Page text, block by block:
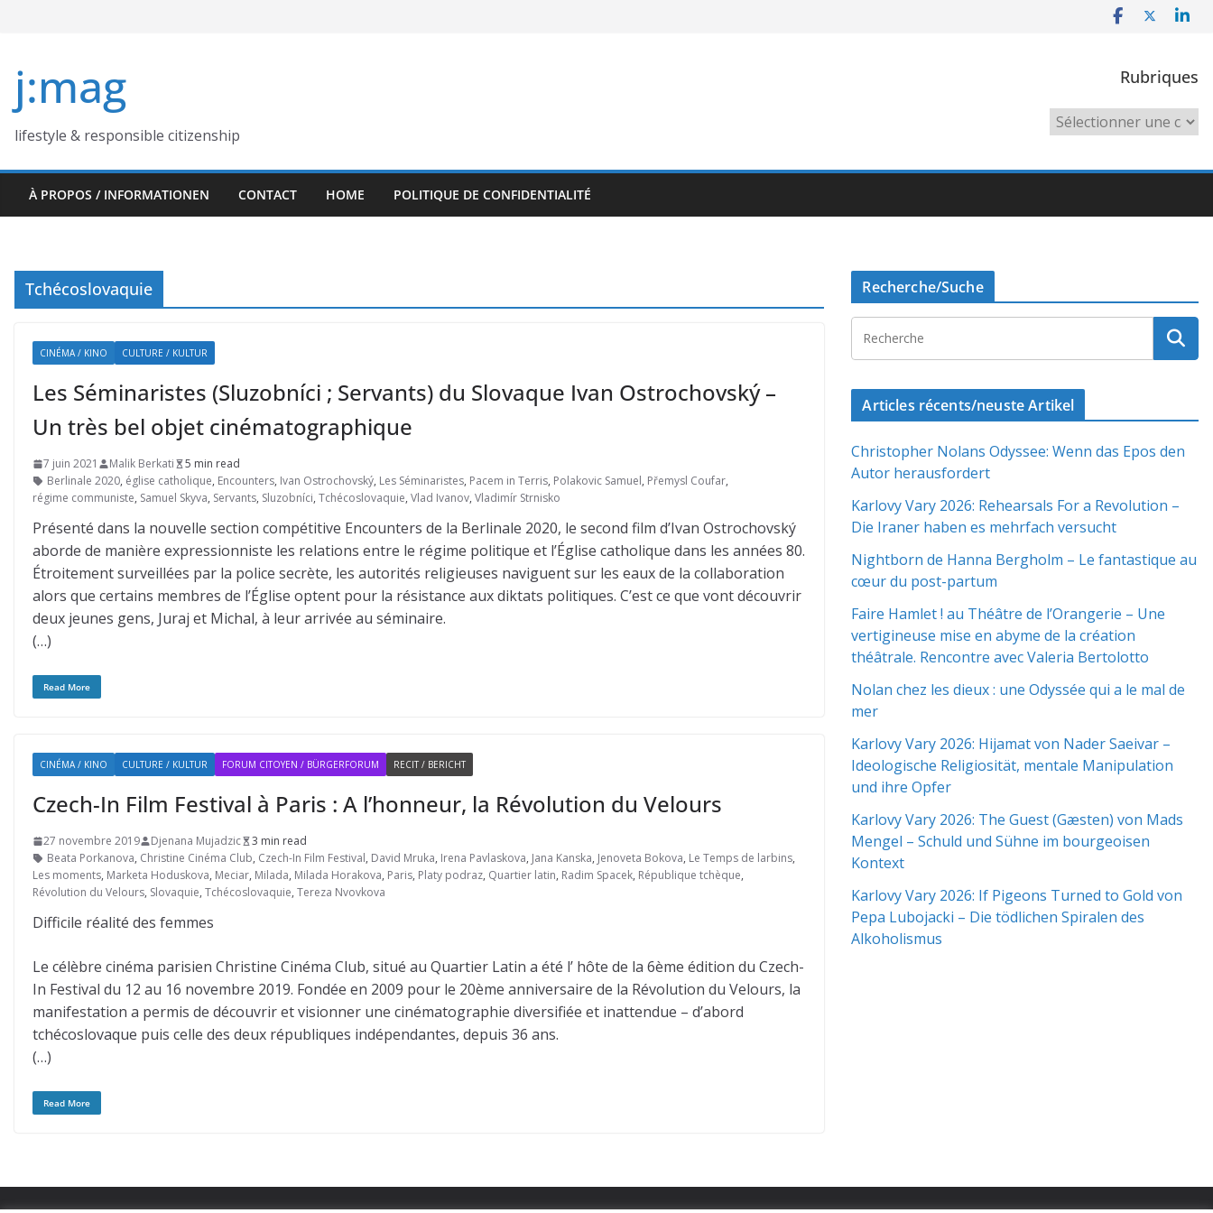
j:mag
lifestyle & responsible citizenship
Rubriques
Rubriques
À PROPOS / INFORMATIONEN CONTACT HOME POLITIQUE DE CONFIDENTIALITÉ
Tchécoslovaquie
CINÉMA / KINO CULTURE / KULTUR
Les Séminaristes (Sluzobníci ; Servants) du Slovaque Ivan Ostrochovský –
Un très bel objet cinématographique
7 juin 2021 Malik Berkati
5 min read
Berlinale 2020, église catholique, Encounters, Ivan Ostrochovský, Les Séminaristes, Pacem in Terris, Polakovic Samuel, Přemysl Coufar,
régime communiste, Samuel Skyva, Servants, Sluzobníci, Tchécoslovaquie, Vlad Ivanov, Vladimír Strnisko
Présenté dans la nouvelle section compétitive Encounters de la Berlinale 2020, le second film d’Ivan Ostrochovský
aborde de manière expressionniste les relations entre le régime politique et l’Église catholique dans les années 80.
Étroitement surveillées par la police secrète, les autorités religieuses naviguent sur les eaux de la collaboration
alors que certains membres de l’Église optent pour la résistance aux diktats politiques. C’est ce que vont découvrir
deux jeunes gens, Juraj et Michal, à leur arrivée au séminaire.
(…)
Read More
CINÉMA / KINO CULTURE / KULTUR FORUM CITOYEN / BÜRGERFORUM RECIT / BERICHT
Czech-In Film Festival à Paris : A l’honneur, la Révolution du Velours
27 novembre 2019 Djenana Mujadzic
3 min read
Beata Porkanova, Christine Cinéma Club, Czech-In Film Festival, David Mruka, Irena Pavlaskova, Jana Kanska, Jenoveta Bokova, Le Temps de larbins,
Les moments, Marketa Hoduskova, Meciar, Milada, Milada Horakova, Paris, Platy podraz, Quartier latin, Radim Spacek, République tchèque,
Révolution du Velours, Slovaquie, Tchécoslovaquie, Tereza Nvovkova
Difficile réalité des femmes
Le célèbre cinéma parisien Christine Cinéma Club, situé au Quartier Latin a été l’ hôte de la 6ème édition du Czech-
In Festival du 12 au 16 novembre 2019. Fondée en 2009 pour le 20ème anniversaire de la Révolution du Velours, la
manifestation a permis de découvrir et visionner une cinématographie diversifiée et inattendue – d’abord
tchécoslovaque puis celle des deux républiques indépendantes, depuis 36 ans.
(…)
Read More
Recherche/Suche
Articles récents/neuste Artikel
Christopher Nolans Odyssee: Wenn das Epos den
Autor herausfordert
Karlovy Vary 2026: Rehearsals For a Revolution –
Die Iraner haben es mehrfach versucht
Nightborn de Hanna Bergholm – Le fantastique au
cœur du post-partum
Faire Hamlet ! au Théâtre de l’Orangerie – Une
vertigineuse mise en abyme de la création
théâtrale. Rencontre avec Valeria Bertolotto
Nolan chez les dieux : une Odyssée qui a le mal de
mer
Karlovy Vary 2026: Hijamat von Nader Saeivar​​ –
Ideologische Religiosität, mentale Manipulation
und ihre Opfer
Karlovy Vary 2026: The Guest (Gæsten) von Mads
Mengel – Schuld und Sühne im bourgeoisen
Kontext
Karlovy Vary 2026: If Pigeons Turned to Gold von
Pepa Lubojacki – Die tödlichen Spiralen des
Alkoholismus